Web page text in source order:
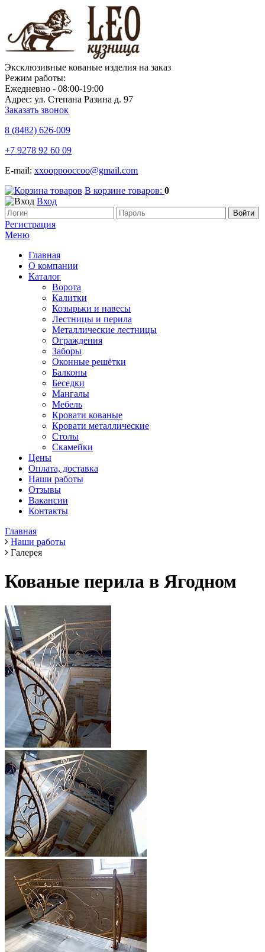
Эксклюзивные кованые изделия на заказ
Режим работы:
Ежедневно - 08:00-19:00
Адрес: ул. Степана Разина д. 97
Заказать звонок
8 (8482) 626-009
+7 9278 92 60 09
E-mail: xxooppooccoo@gmail.com
В корзине товаров: 0
Вход
Регистрация
Меню
Главная
О компании
Каталог
Ворота
Калитки
Козырьки и навесы
Лестницы и перила
Металлические лестницы
Ограждения
Заборы
Оконные решётки
Балконы
Беседки
Мангалы
Мебель
Кровати кованые
Кровати металлические
Столы
Скамейки
Цены
Оплата, доставка
Наши работы
Отзывы
Вакансии
Контакты
Главная
Наши работы
Галерея
Кованые перила в Ягодном